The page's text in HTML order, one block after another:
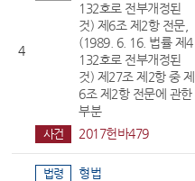
4
132호로 전부개정된
것) 제6조 제2항 전문,
(1989. 6. 16. 법률 제4
132호로 전부개정된
것) 제27조 제2항 중 제
6조 제2항 전문에 관한
부분
사건 2017헌바479
법령 형법